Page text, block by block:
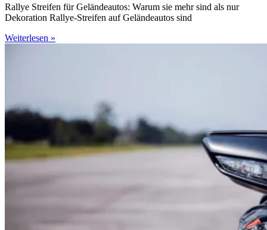
Rallye Streifen für Geländeautos: Warum sie mehr sind als nur
Dekoration Rallye-Streifen auf Geländeautos sind
Weiterlesen »